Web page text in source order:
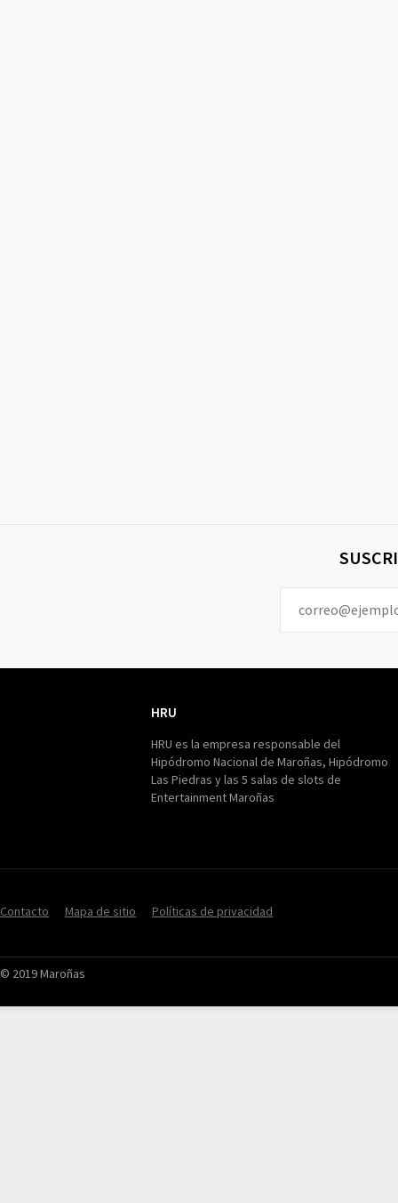
HRU
HRU es la empresa responsable del
Hipódromo Nacional de Maroñas, Hipódromo
Las Piedras y las 5 salas de slots de
Entertainment Maroñas
Contacto Mapa de sitio Políticas de privacidad
© 2019 Maroñas